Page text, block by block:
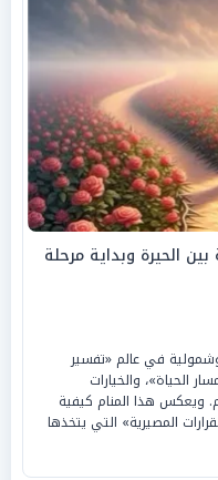
الحيرة وبداية مرحلة
وشمولية في عالم «تفسير
الحياة»، والخيارات
ويعكس هذا المنام كيفية
المصيرية» التي يتخذها